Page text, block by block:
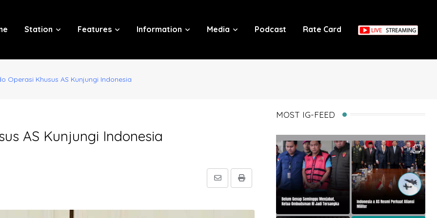
Station Features Information Media Podcast Rate Card
Operasi Khusus AS Kunjungi Indonesia
AS Kunjungi Indonesia
Print
Share
MOST IG-FEED